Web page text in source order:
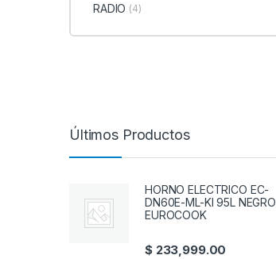
RADIO (4)
Últimos Productos
HORNO ELECTRICO EC-
DN60E-ML-KI 95L NEGRO
EUROCOOK
$233,999.00